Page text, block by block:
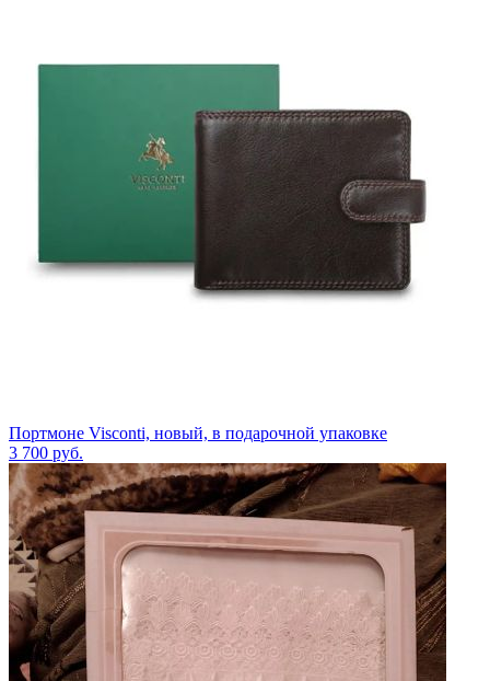
Портмоне Visconti, новый, в подарочной упаковке
3 700 руб.